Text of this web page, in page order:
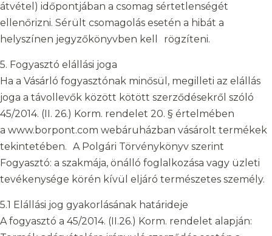
átvétel) időpontjában a csomag sértetlenségét
ellenőrizni. Sérült csomagolás esetén a hibát a
helyszínen jegyzőkönyvben kell rögzíteni.
5. Fogyasztó elállási joga
Ha a Vásárló fogyasztónak minősül, megilleti az elállás
joga a távollevők között kötött szerződésekről szóló
45/2014. (II. 26.) Korm. rendelet 20. § értelmében
a www.borpont.com webáruházban vásárolt termékek
tekintetében. A Polgári Törvénykönyv szerint
Fogyasztó: a szakmája, önálló foglalkozása vagy üzleti
tevékenysége körén kívül eljáró természetes személy.
5.1 Elállási jog gyakorlásának határideje
A fogyasztó a 45/2014. (II.26.) Korm. rendelet alapján: